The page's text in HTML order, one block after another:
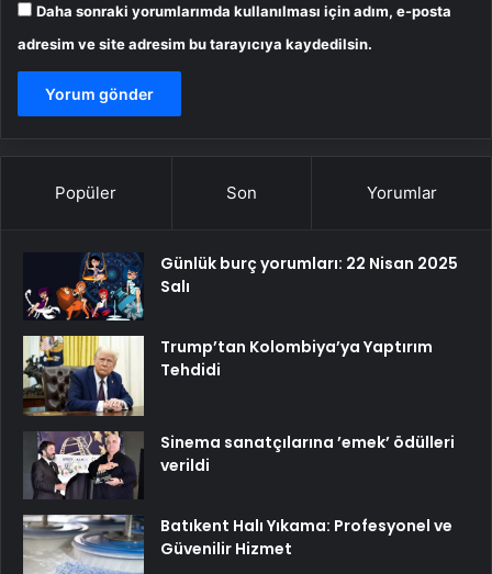
Daha sonraki yorumlarımda kullanılması için adım, e-posta
adresim ve site adresim bu tarayıcıya kaydedilsin.
Popüler Son Yorumlar
Günlük burç yorumları: 22 Nisan 2025
Salı
Trump’tan Kolombiya’ya Yaptırım
Tehdidi
Sinema sanatçılarına ’emek’ ödülleri
verildi
Batıkent Halı Yıkama: Profesyonel ve
Güvenilir Hizmet